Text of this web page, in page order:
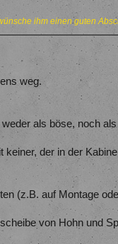
ihm einen guten
weg.
als böse, noch
der in der
(z.B. auf Montage
von Hohn und